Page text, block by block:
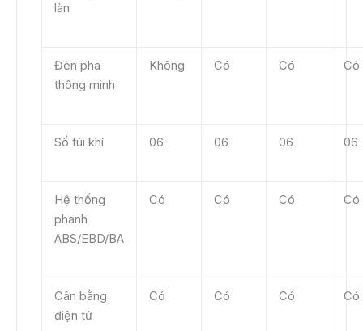
làn
Đèn pha
thông minh
Không Có Có Có
Số túi khí 06 06 06 06
Hệ thống
phanh
ABS/EBD/BA
Có Có Có Có
Cân bằng
điện tử
Có Có Có Có